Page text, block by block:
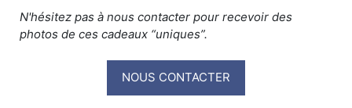
N'hésitez pas à nous contacter pour recevoir des
photos de ces cadeaux “uniques”.
NOUS CONTACTER